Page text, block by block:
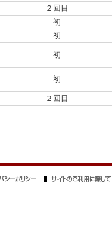
２回目
初
初
初
初
２回目